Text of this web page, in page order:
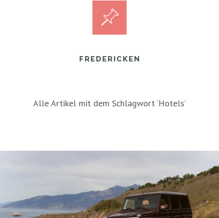
FREDERICKEN
Alle Artikel mit dem Schlagwort ‘Hotels’